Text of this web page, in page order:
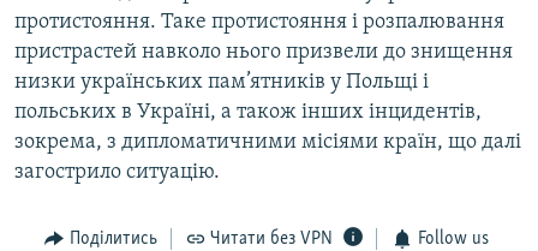
протистояння. Таке протистояння і розпалювання
пристрастей навколо нього призвели до знищення
низки українських пам’ятників у Польщі і
польських в Україні, а також інших інцидентів,
зокрема, з дипломатичними місіями країн, що далі
загострило ситуацію.
Поділитись Читати без VPN Follow us